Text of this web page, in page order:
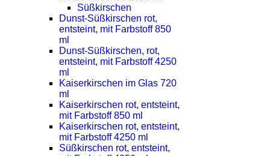
Süßkirschen
Dunst-Süßkirschen rot,
entsteint, mit Farbstoff 850
ml
Dunst-Süßkirschen, rot,
entsteint, mit Farbstoff 4250
ml
Kaiserkirschen im Glas 720
ml
Kaiserkirschen rot, entsteint,
mit Farbstoff 850 ml
Kaiserkirschen rot, entsteint,
mit Farbstoff 4250 ml
Süßkirschen rot, entsteint,